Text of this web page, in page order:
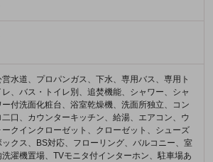
営水道、プロパンガス、下水、専用バス、専用ト
レ、バス・トイレ別、追焚機能、シャワー、シャ
ー付洗面化粧台、浴室乾燥機、洗面所独立、コン
二口、カウンターキッチン、給湯、エアコン、ウ
ークインクローゼット、クローゼット、シューズ
ックス、BS対応、フローリング、バルコニー、室
洗濯機置場、TVモニタ付インターホン、駐車場あ